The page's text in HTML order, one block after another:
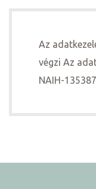
Az
végzi Az
NAIH-